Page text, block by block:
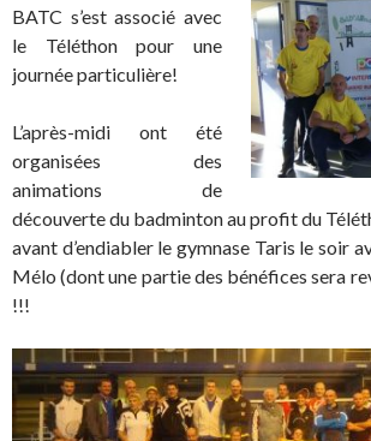
BATC s’est associé avec
le Téléthon pour une
journée particulière!
L’après-midi ont été
organisées des
animations de
découverte du badminton au profit du
avant d’endiabler le gymnase Taris le soir
Mélo (dont une partie des bénéfices sera
!!!